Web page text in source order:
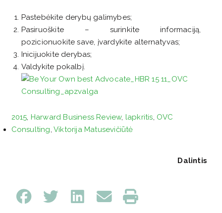
Pastebėkite derybų galimybes;
Pasiruoškite – surinkite informaciją,
pozicionuokite save, įvardykite alternatyvas;
Inicijuokite derybas;
Valdykite pokalbį.
2015, Harward Business Review, lapkritis, OVC
Consulting, Viktorija Matusevičiūtė
Dalintis